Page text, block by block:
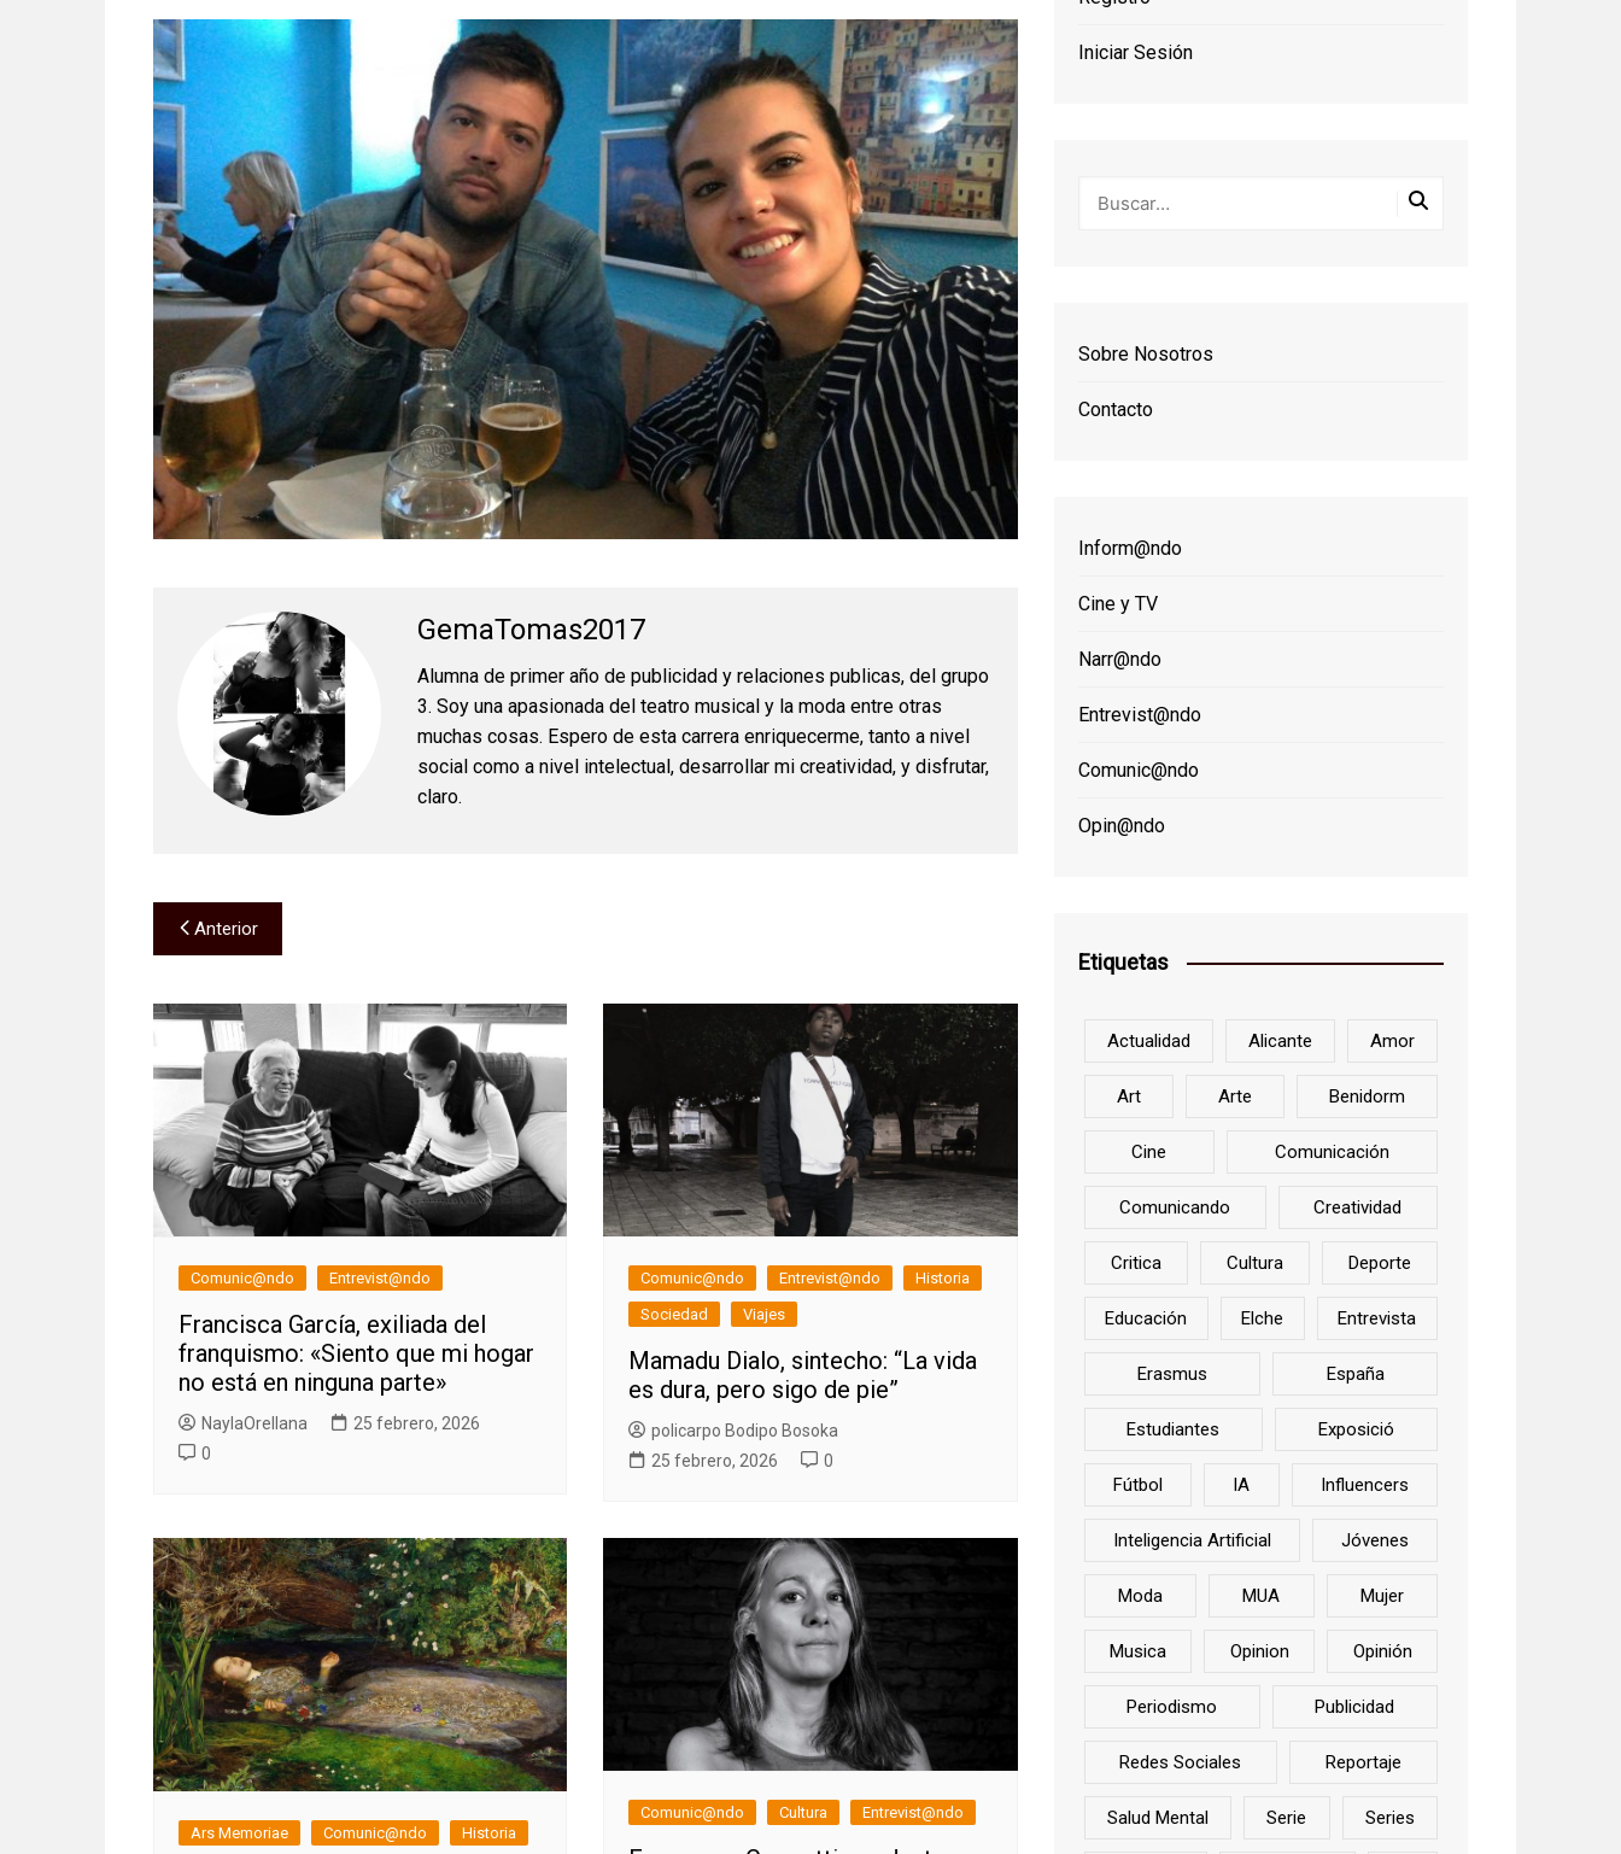
GemaTomas2017
Alumna de primer año de publicidad y relaciones publicas, del grupo
3. Soy una apasionada del teatro musical y la moda entre otras
muchas cosas. Espero de esta carrera enriquecerme, tanto a nivel
social como a nivel intelectual, desarrollar mi creatividad, y disfrutar,
claro.
Navegación
de
entradas
Anterior
Comunic@ndo Entrevist@ndo
Francisca García, exiliada del
franquismo: «Siento que mi hogar
no está en ninguna parte»
NaylaOrellana
25 febrero, 2026
0
Comunic@ndo Entrevist@ndo
Historia
Sociedad
Viajes
Mamadu Dialo, sintecho: “La vida
es dura, pero sigo de pie”
policarpo Bodipo Bosoka
25 febrero, 2026
0
Ars Memoriae Comunic@ndo
Historia
Comunic@ndo Cultura Entrevist@ndo
Iniciar Sesión
Sobre Nosotros
Contacto
Inform@ndo
Cine y TV
Narr@ndo
Entrevist@ndo
Comunic@ndo
Opin@ndo
Etiquetas
Actualidad Alicante Amor
Art Arte Benidorm
Cine Comunicación
Comunicando Creatividad
Critica Cultura Deporte
Educación Elche Entrevista
Erasmus España
Estudiantes Exposició
Fútbol IA Influencers
Inteligencia Artificial Jóvenes
Moda MUA Mujer
Musica Opinion Opinión
Periodismo Publicidad
Redes Sociales Reportaje
Salud Mental Serie Series